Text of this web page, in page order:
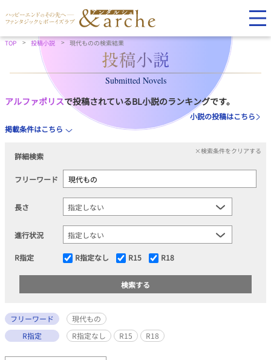
TOP 投稿小説 現代ものの検索結果
Submitted Novels
アルファポリスで投稿されているBL小説のランキングです。
小説の投稿はこちら
掲載条件はこちら
詳細検索
×検索条件をクリアする
フリーワード
長さ
進行状況
R指定 R指定なし R15 R18
フリーワード
現代もの
R指定
R指定なし R15 R18